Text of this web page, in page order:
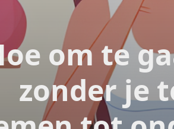
om te
zonder je